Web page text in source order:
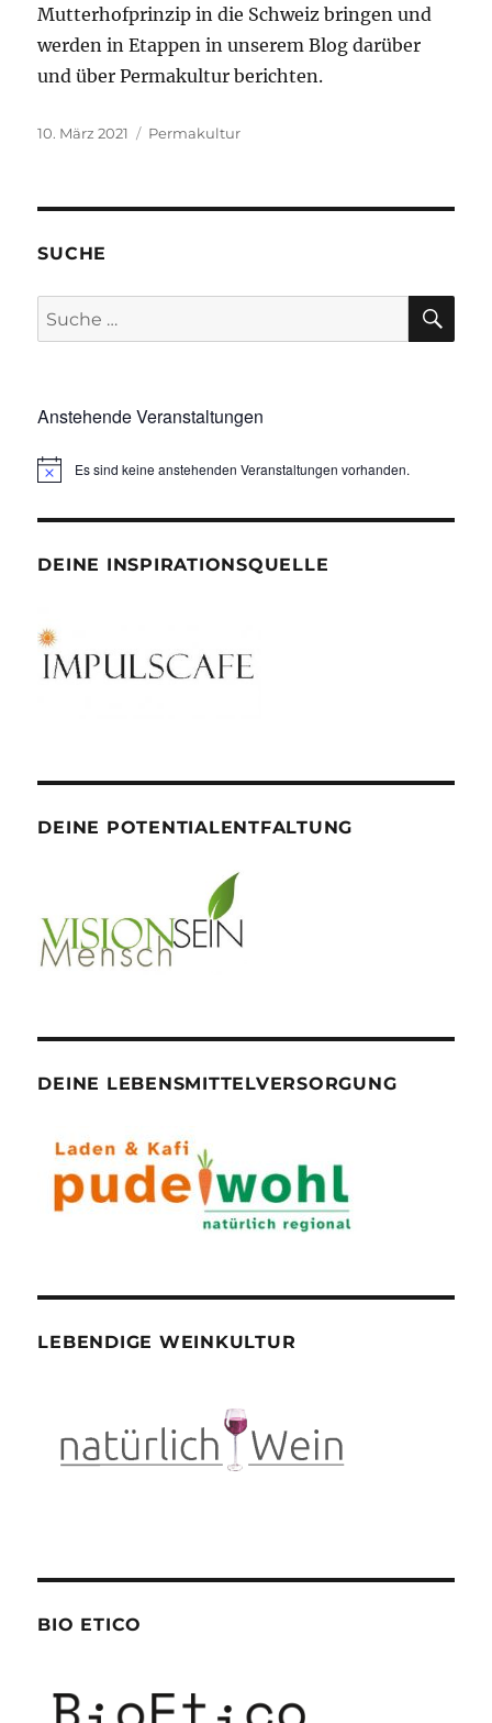
Mutterhofprinzip in die Schweiz bringen und
werden in Etappen in unserem Blog darüber
und über Permakultur berichten.
Veröffentlicht
10. März 2021 Kategorien
Permakultur
SUCHE
Suche
nach:
Anstehende Veranstaltungen
Es sind keine anstehenden Veranstaltungen vorhanden.
DEINE INSPIRATIONSQUELLE
DEINE POTENTIALENTFALTUNG
DEINE LEBENSMITTELVERSORGUNG
LEBENDIGE WEINKULTUR
BIO ETICO